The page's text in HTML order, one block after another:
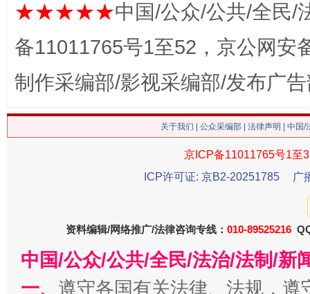
在谋一域中谋全局
今
★★★★★中国/公众/公共/全民/
备11011765号1至52，京公网安
制作采编部/影视采编部/发布广
关于我们 公众采编部 法律声明 | 中国
京ICP备11011765号1至
ICP许可证: 京B2-20251785
广
资料编辑/网络推广/法律咨询专线： 010-89525216
中国/公众/公共/全民/法治/法制/新
一、 遵守各国有关法律、法规，